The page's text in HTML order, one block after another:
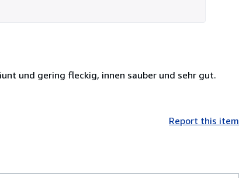
und gering fleckig, innen sauber und sehr gut.
Report this item